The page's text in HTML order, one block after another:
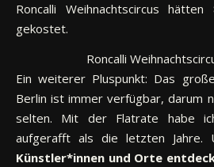
Roncalli Weihnachtscircus
gekostet.
Roncalli
Ein weiterer Pluspunkt: Das
Berlin ist immer verfügbar, darum
selten. Mit der Flatrate habe
aufgerafft als die letzten Jahre.
Künstler*innen und Orte